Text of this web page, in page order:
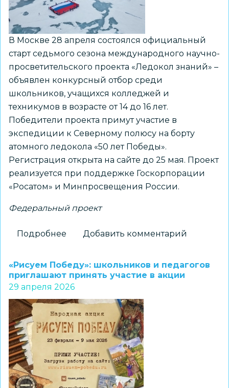
физических
РАН
В Москве 28 апреля состоялся официальный
старт седьмого сезона международного научно-
просветительского проекта «Ледокол знаний» –
объявлен конкурсный отбор среди
школьников, учащихся колледжей и
техникумов в возрасте от 14 до 16 лет.
Победители проекта примут участие в
экспедиции к Северному полюсу на борту
атомного ледокола «50 лет Победы».
Регистрация открыта на сайте до 25 мая. Проект
реализуется при поддержке Госкорпорации
«Росатом» и Минпросвещения России.
Федеральный проект
Подробнее
студентов
колледжей
приглашают
принять
участие
в
международной
научно-
просветительской
Добавить комментарий
«Рисуем Победу»: школьников и педагогов
приглашают принять участие в акции
29 апреля 2026